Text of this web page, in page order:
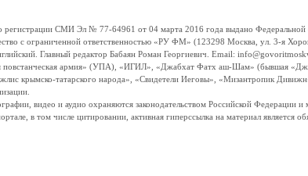
СМИ Эл № 77-64961 от 04 марта 2016 года выдано Федеральной
с ограниченной ответственностью «РУ ФМ» (123298 Москва, ул. 3-я
Главный редактор Бабаян Роман Георгиевич. Email:
повстанческая армия» (УПА), «ИГИЛ», «Джабхат Фатх аш-Шам» (бывшая
татарского народа», «Свидетели Иеговы», «Мизантропик
видео и аудио охраняются законодательством Российской
в том числе цитировании, активная гиперссылка на материал является